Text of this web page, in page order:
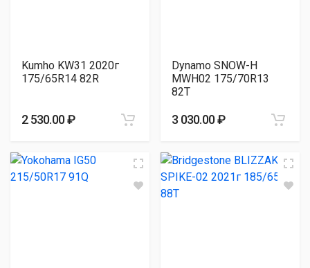
Kumho KW31 2020г
175/65R14 82R
2 530.00 ₽
Dynamo SNOW-H
MWH02 175/70R13
82T
3 030.00 ₽